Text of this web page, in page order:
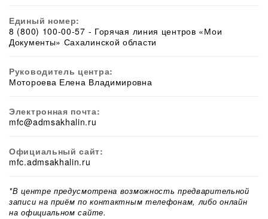
Единый номер:
8 (800) 100-00-57 - Горячая линия центров «Мои
Документы» Сахалинской области
Руководитель центра:
Мотороева Елена Владимировна
Электронная почта:
mfc@admsakhalin.ru
Официальный сайт:
mfc.admsakhalin.ru
*В центре предусмотрена возможность предварительной
записи на приём по контактным телефонам, либо онлайн
на официальном сайте.